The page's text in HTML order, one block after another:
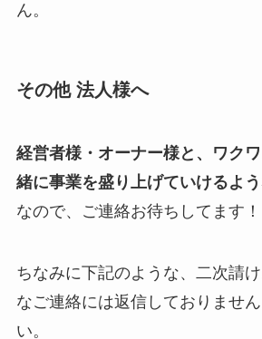
ん。
その他 法人様へ
経営者様・オーナー様と、ワク
緒に事業を盛り上げていけるよ
なので、ご連絡お待ちしてます！
ちなみに下記のような、二次請
なご連絡には返信しておりませ
い。